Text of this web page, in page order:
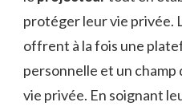
protéger leur vie privée.
offrent à la fois une
personnelle et un champ
vie privée. En soignant